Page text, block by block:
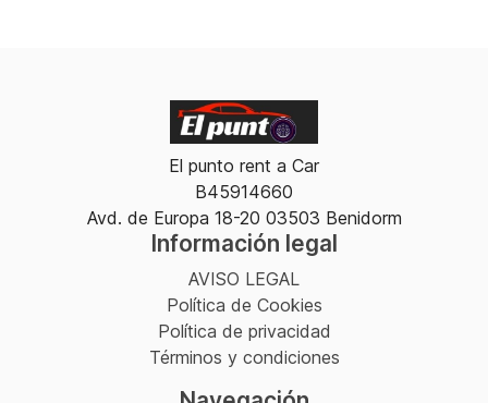
El punto rent a Car
B45914660
Avd. de Europa 18-20 03503 Benidorm
Información legal
AVISO LEGAL
Política de Cookies
Política de privacidad
Términos y condiciones